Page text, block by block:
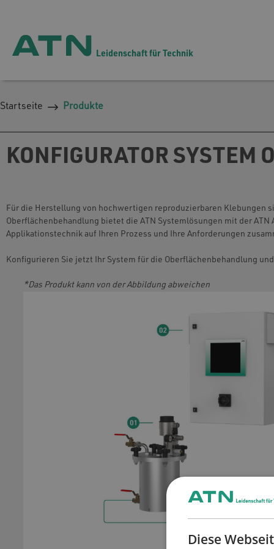
Leidenschaft für Technik
Applikationssteuerung
Filling-Station
Systemtechnik Hohlraumschäumen
Oberflächenbehandlung
Versiegeln & Dichten Profil-
Leistungsspektrum - Alles aus einer
Automotive
Bauindustrie
Schulung & Training
ATN als Arbeitgeber
Mitarbeiterbenefits
Arbeit in
Aktuelles & Termine
Kunden & Partner Messen
Startseite Produkte
KONFIGURATOR SYSTEM
Für die Herstellung von hochwertigen reproduzierbaren Klebungen
Oberflächenbehandlung bietet die ATN Systemlösungen mit der
Applikationstechnik auf Ihren Prozess und Ihre Anforderungen
Konfigurieren Sie jetzt Ihr System für die Oberflächenbehandlung
*Das Produkt kann von der Abbildung abweichen
Diese